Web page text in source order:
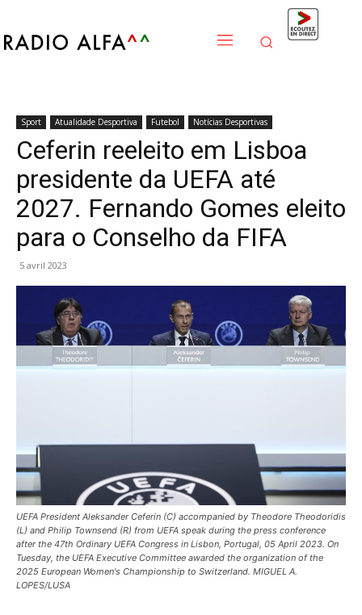
Sport Atualidade Desportiva Futebol Notícias Desportivas
Ceferin reeleito em Lisboa
presidente da UEFA até
2027. Fernando Gomes eleito
para o Conselho da FIFA
5 avril 2023
UEFA President Aleksander Ceferin (C) accompanied by Theodore Theodoridis
(L) and Philip Townsend (R) from UEFA speak during the press conference
after the 47th Ordinary UEFA Congress in Lisbon, Portugal, 05 April 2023. On
Tuesday, the UEFA Executive Committee awarded the organization of the
2025 European Women's Championship to Switzerland. MIGUEL A.
LOPES/LUSA